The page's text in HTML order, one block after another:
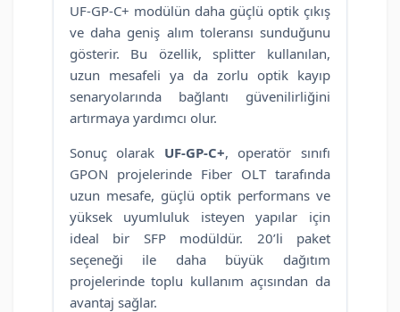
UF-GP-C+ modülün daha güçlü optik çıkış
ve daha geniş alım toleransı sunduğunu
gösterir. Bu özellik, splitter kullanılan,
uzun mesafeli ya da zorlu optik kayıp
senaryolarında bağlantı güvenilirliğini
artırmaya yardımcı olur.
Sonuç olarak UF-GP-C+, operatör sınıfı
GPON projelerinde Fiber OLT tarafında
uzun mesafe, güçlü optik performans ve
yüksek uyumluluk isteyen yapılar için
ideal bir SFP modüldür. 20’li paket
seçeneği ile daha büyük dağıtım
projelerinde toplu kullanım açısından da
avantaj sağlar.